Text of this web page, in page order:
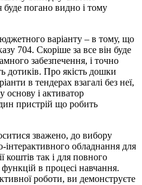
буде погано видно і тому
варіанту – в тому, що
704. Скоріше за все він буде
забезпечення, і точно
дотиків. Про якість дошки
в тендерах взагалі без неї,
основу і активатор
пристрій що робить
зважено, до вибору
інтерактивного обладнання для
коштів так і для повного
в процесі навчання.
роботи, ви демонструєте